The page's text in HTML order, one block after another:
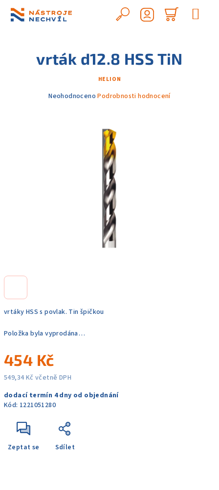
obsah
Hledat
košík
vrtáky HSS s povlak. Tin špičkou
Položka byla vyprodána…
454 Kč
549,34 Kč včetně DPH
cena:
dodací termín 4 dny od objednání
Kód: 1221051280
Zeptat se Sdílet
vrták d12.8 HSS TiN
HELION
Průměrné
Neohodnoceno Podrobnosti hodnocení